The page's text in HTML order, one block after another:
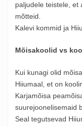
paljudele teistele, et
mõtteid.
Kalevi kommid ja
Mõisakoolid vs
Kui kunagi olid
Hiiumaal, et on
Karjamõisa
suurejoonelisemaid
Seal tegutsevad